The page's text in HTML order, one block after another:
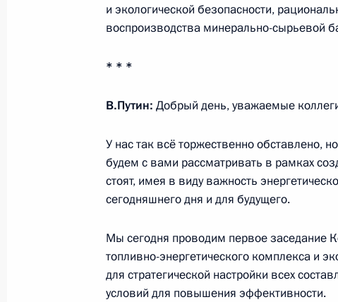
10 июля 2012 года, вторник
и Борисом Титовым
Заседание Комиссии по вопросам
и экологической безопасности
10 июля 2012 года, 14:00 Москва, Кремль
9 июля 2012 года, понедельник
Совещание послов и постоянных
и экологической безопасности,
воспроизводства минерально-сырьевой
* * *
В.Путин: Добрый день, уважаемые
У нас так всё торжественно обставлено,
будем с вами рассматривать в рамках
стоят, имея в виду важность
сегодняшнего дня и для будущего.
Мы сегодня проводим первое заседание
топливно-энергетического комплекса и
для стратегической настройки всех
условий для повышения эффективности.